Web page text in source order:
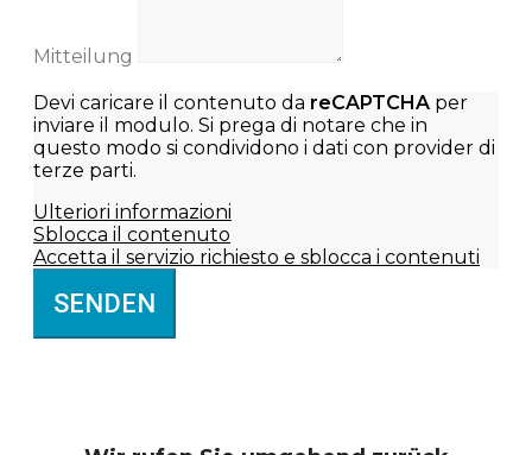
Mitteilung
Devi caricare il contenuto da reCAPTCHA per
inviare il modulo. Si prega di notare che in
questo modo si condividono i dati con provider di
terze parti.
Ulteriori informazioni
Sblocca il contenuto
Accetta il servizio richiesto e sblocca i contenuti
SENDEN